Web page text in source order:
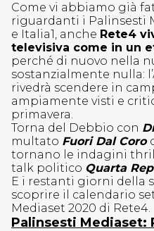
Come vi abbiamo già
riguardanti i Palinsesti
e Italia1, anche Rete4
televisiva come in un
perché di nuovo nella
sostanzialmente nulla:
rivedrà scendere in
ampiamente visti e
primavera.
Torna del Debbio con
multato Fuori Dal Coro
tornano le indagini
talk politico Quarta
E i restanti giorni della
scoprire il calendario
Mediaset 2020 di Rete4.
Palinsesti Mediaset: